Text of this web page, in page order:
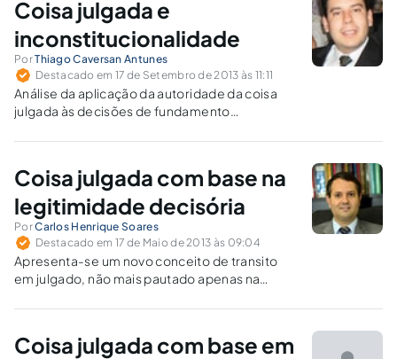
mediante ação rescisória.
Coisa julgada e
inconstitucionalidade
PorThiago Caversan Antunes
Destacado em 17 de Setembro de 2013 às 11:11
Análise da aplicação da autoridade da coisa
julgada às decisões de fundamento
Coisa julgada com base na
legitimidade decisória
PorCarlos Henrique Soares
Destacado em 17 de Maio de 2013 às 09:04
Apresenta-se um novo conceito de transito
em julgado, não mais pautado apenas na
também na legitimidade decisória.
Coisa julgada com base em